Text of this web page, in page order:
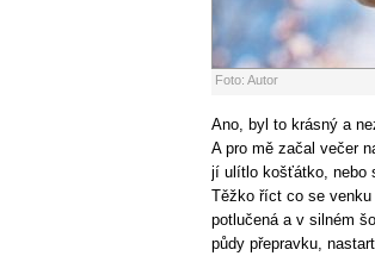
Foto: Autor
Ano, byl to krásný a
A pro mě začal večer
jí ulítlo košťátko, nebo
Těžko říct co se venku
potlučená a v silném
půdy přepravku,